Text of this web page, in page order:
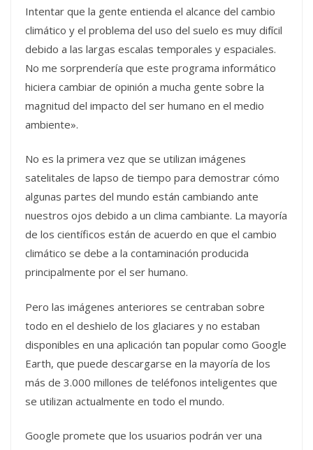
Intentar que la gente entienda el alcance del cambio
climático y el problema del uso del suelo es muy difícil
debido a las largas escalas temporales y espaciales.
No me sorprendería que este programa informático
hiciera cambiar de opinión a mucha gente sobre la
magnitud del impacto del ser humano en el medio
ambiente».
No es la primera vez que se utilizan imágenes
satelitales de lapso de tiempo para demostrar cómo
algunas partes del mundo están cambiando ante
nuestros ojos debido a un clima cambiante. La mayoría
de los científicos están de acuerdo en que el cambio
climático se debe a la contaminación producida
principalmente por el ser humano.
Pero las imágenes anteriores se centraban sobre
todo en el deshielo de los glaciares y no estaban
disponibles en una aplicación tan popular como Google
Earth, que puede descargarse en la mayoría de los
más de 3.000 millones de teléfonos inteligentes que
se utilizan actualmente en todo el mundo.
Google promete que los usuarios podrán ver una